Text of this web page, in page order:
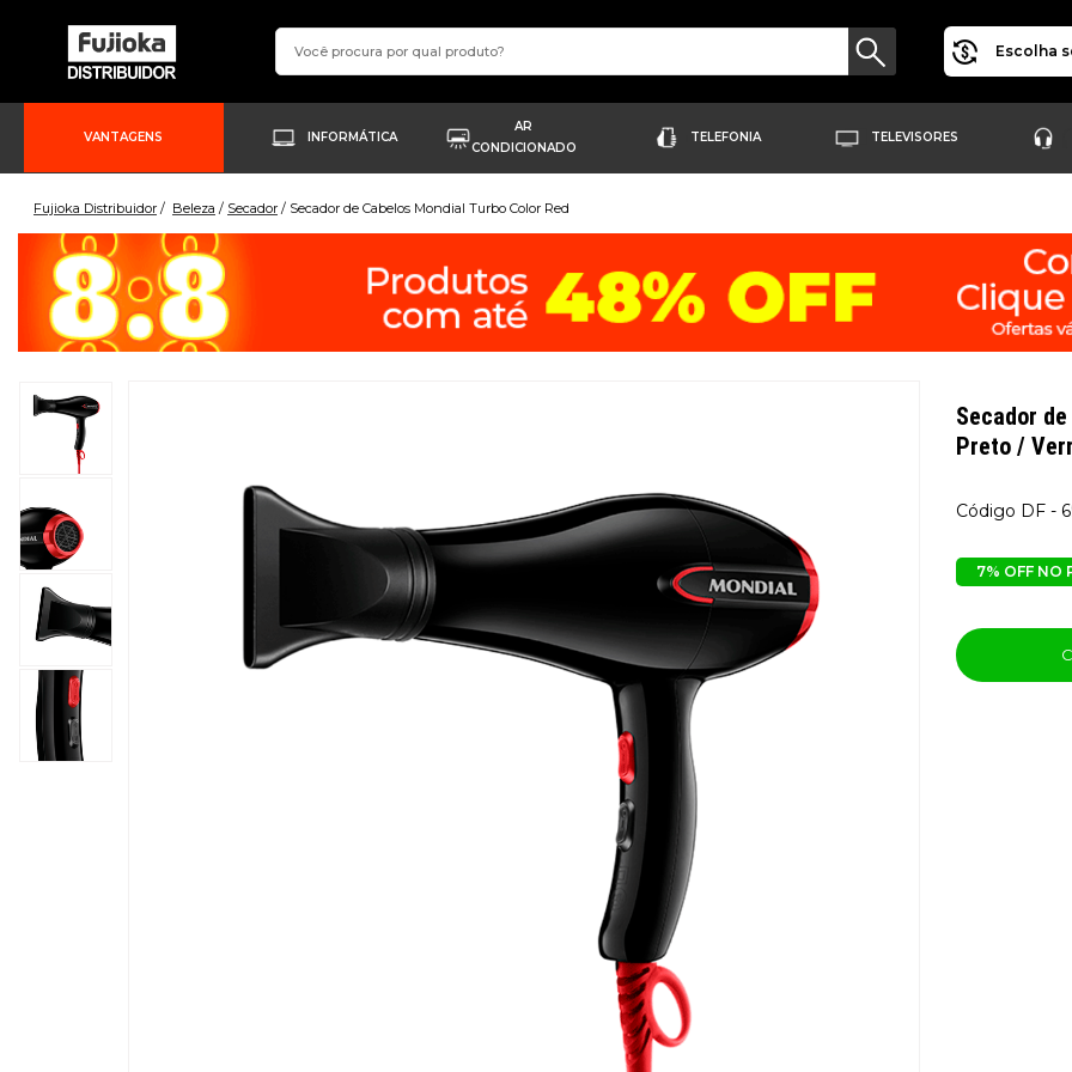
Escolha
VANTAGENS INFORMÁTICA
AR
CONDICIONADO
TELEFONIA TELEVISORES
Fujioka Distribuidor Beleza Secador Secador de Cabelos Mondial Turbo Color Red
Secador
Preto /
DF -
7% OFF NO